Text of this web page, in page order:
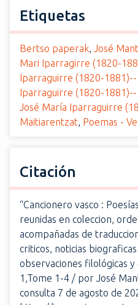
Etiquetas
Bertso paperak, José
Mari Iparragirre (1820-
Iparraguirre (1820-
Iparraguirre (1820-
José María Iparraguirre
Maitiarentzat, Poemas -
Citación
“Cancionero vasco :
reunidas en coleccion,
acompañadas de
criticos, noticias
observaciones filológicas
1,Tome 1-4 / por José
consulta 7 de agosto de